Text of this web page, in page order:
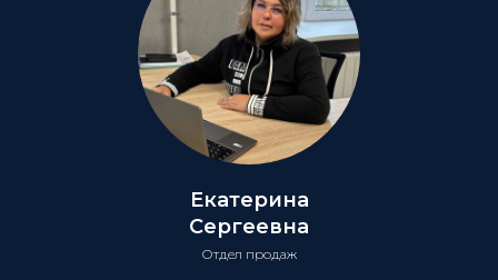
Екатерина
Сергеевна
Отдел продаж